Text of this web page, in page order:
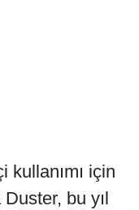
kullanımı için
bu yıl